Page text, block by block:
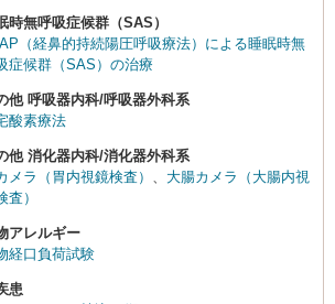
時無呼吸症候群（SAS）
（経鼻的持続陽圧呼吸療法）による睡眠時無
症候群（SAS）の治療
他 呼吸器内科/呼吸器外科系
酸素療法
他 消化器内科/消化器外科系
メラ（胃内視鏡検査）
大腸カメラ（大腸内視
査）
アレルギー
経口負荷試験
患